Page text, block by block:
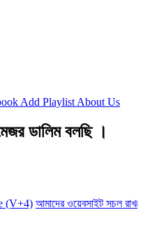
Add Playlist About Us
ডালিম বলছি ।
আমাদের ওয়েবসাইট সচল